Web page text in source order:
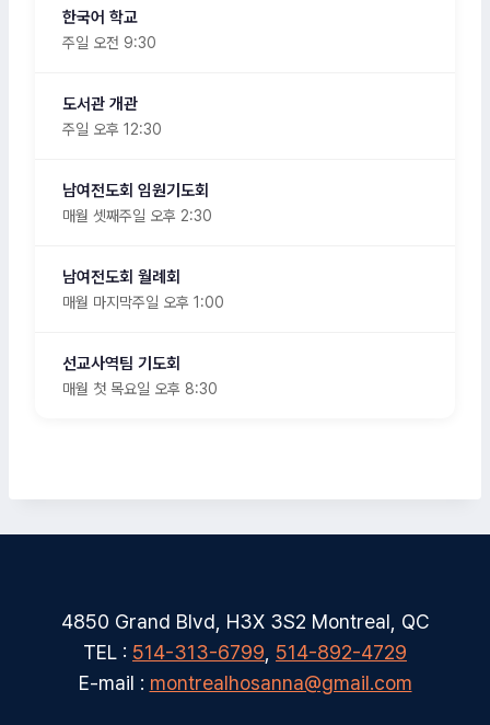
한국어 학교
주일 오전 9:30
도서관 개관
주일 오후 12:30
남여전도회 임원기도회
매월 셋째주일 오후 2:30
남여전도회 월례회
매월 마지막주일 오후 1:00
선교사역팀 기도회
매월 첫 목요일 오후 8:30
4850 Grand Blvd, H3X 3S2 Montreal, QC
TEL : 514-313-6799 514-892-4729
E-mail : montrealhosanna@gmail.com